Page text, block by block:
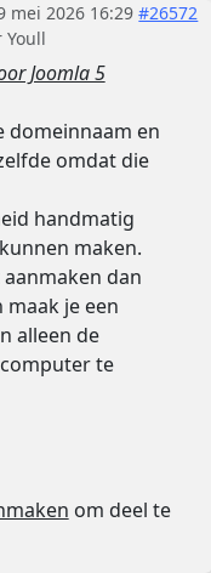
mei 2026 16:29 #26572
Youll
Joomla 5
domeinnaam en
omdat die
handmatig
maken.
dan
je een
alleen de
te
om deel te